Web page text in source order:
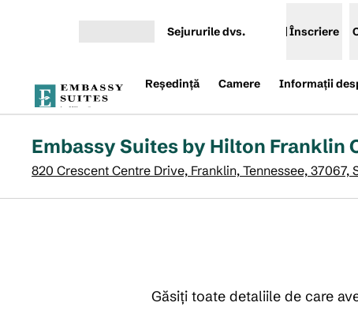
Sejururile dvs. Înscriere
Reşedinţă Camere Informații
Embassy Suites by Hilton Franklin
820 Crescent Centre Drive, Franklin, Tennessee, 37067,
Găsiți toate detaliile de care